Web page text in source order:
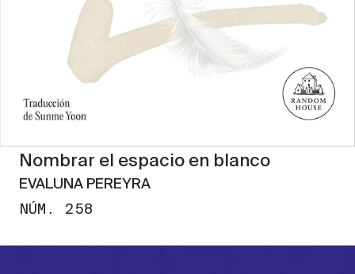
Nombrar el espacio en blanco
EVALUNA PEREYRA
NÚM. 258